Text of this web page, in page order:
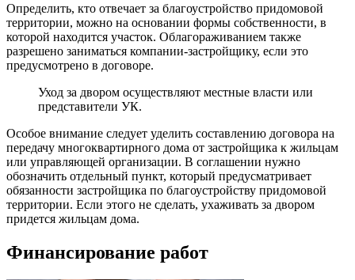
Определить, кто отвечает за благоустройство придомовой
территории, можно на основании формы собственности, в
которой находится участок. Облагораживанием также
разрешено заниматься компании-застройщику, если это
предусмотрено в договоре.
Уход за двором осуществляют местные власти или
представители УК.
Особое внимание следует уделить составлению договора на
передачу многоквартирного дома от застройщика к жильцам
или управляющей организации. В соглашении нужно
обозначить отдельный пункт, который предусматривает
обязанности застройщика по благоустройству придомовой
территории. Если этого не сделать, ухаживать за двором
придется жильцам дома.
Финансирование работ